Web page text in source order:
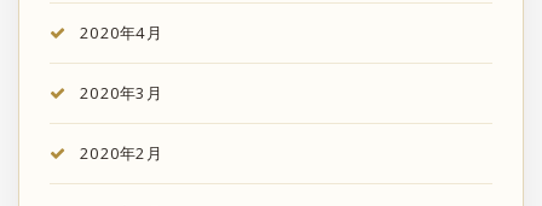
2020年4月
2020年3月
2020年2月